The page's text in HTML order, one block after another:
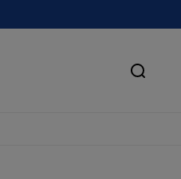
Zoeken